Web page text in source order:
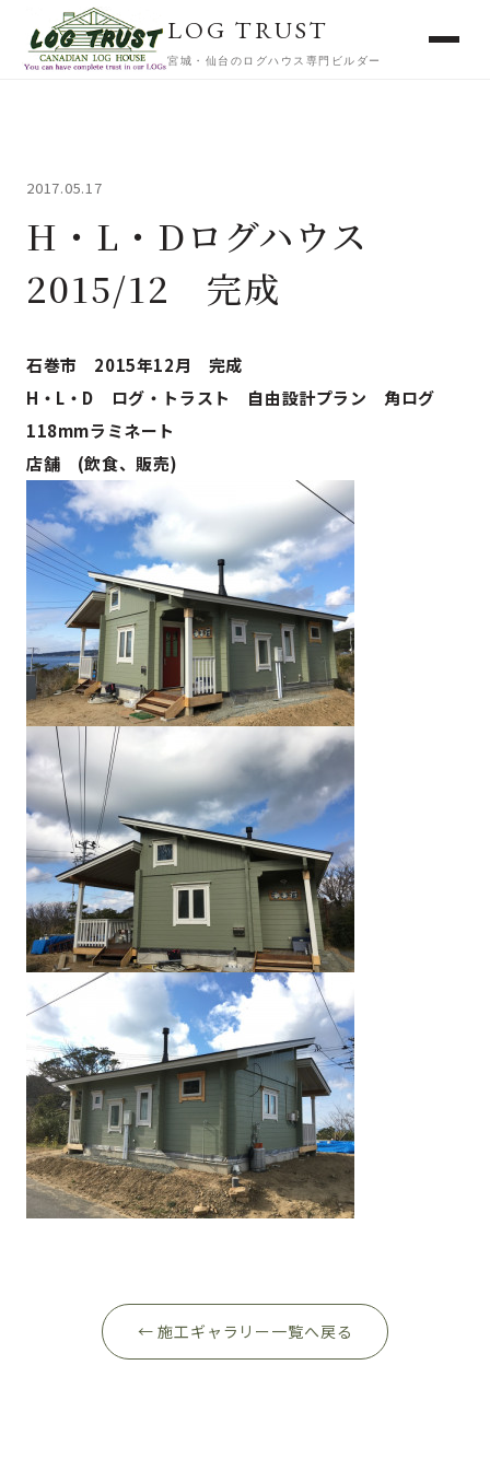
LOG TRUST
宮城・仙台のログハウス専門ビルダー
2017.05.17
H・L・Dログハウス
2015/12 完成
石巻市 2015年12月 完成
H・L・D ログ・トラスト 自由設計プラン 角ログ
118mmラミネート
店舗 (飲食、販売)
← 施工ギャラリー一覧へ戻る